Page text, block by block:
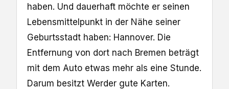
haben. Und dauerhaft möchte er seinen
Lebensmittelpunkt in der Nähe seiner
Geburtsstadt haben: Hannover. Die
Entfernung von dort nach Bremen beträgt
mit dem Auto etwas mehr als eine Stunde.
Darum besitzt Werder gute Karten.